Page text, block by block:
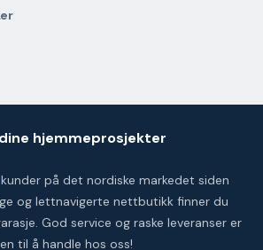
hjemmeprosjekter
på det nordiske markedet siden
og lettnavigerte nettbutikk finner du
God service og raske leveranser er
til å handle hos oss!